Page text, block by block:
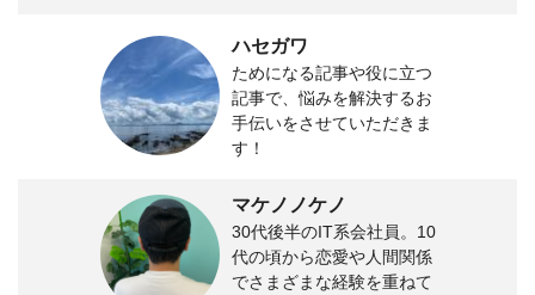
ハセガワ
ためになる記事や役に立つ
記事で、悩みを解決するお
手伝いをさせていただきま
す！
マケノノケノ
30代後半のIT系会社員。10
代の頃から恋愛や人間関係
でさまざまな経験を重ねて